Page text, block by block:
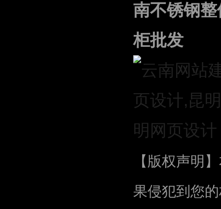
南不锈钢
柜批发
【版权声明
果侵犯到您